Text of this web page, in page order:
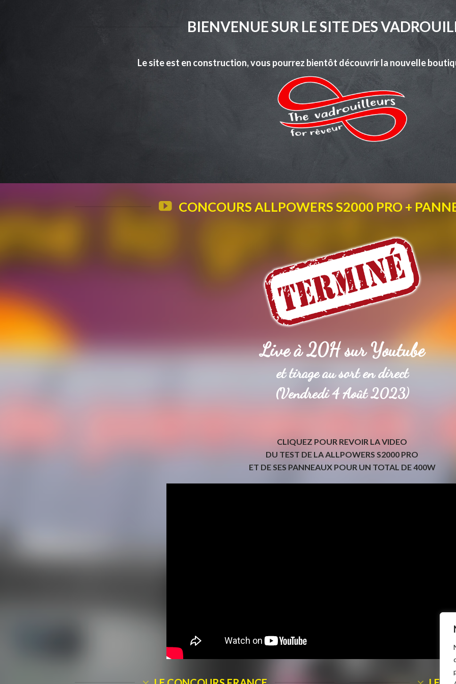
BIENVENUE SUR LE SITE DES
Le site est en construction, vous pourrez bientôt découvrir la nouvelle
CONCOURS ALLPOWERS S2000 PRO +
Live à 20H sur Youtube
et tirage au sort en direct
(Vendredi 4 Août 2023)
CLIQUEZ POUR REVOIR LA VIDEO
DU TEST DE LA ALLPOWERS S2000 PRO
ET DE SES PANNEAUX POUR UN TOTAL DE 400W